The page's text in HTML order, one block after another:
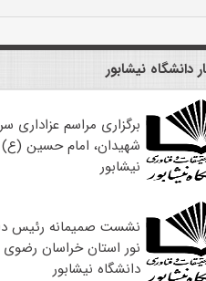
دانشگاه نیشابور
برگزاری مراسم عزاداری
شهیدان، امام حسین (ع)
نیشابور
نشست صمیمانه رئیس
نور استان خراسان
دانشگاه نیشابور